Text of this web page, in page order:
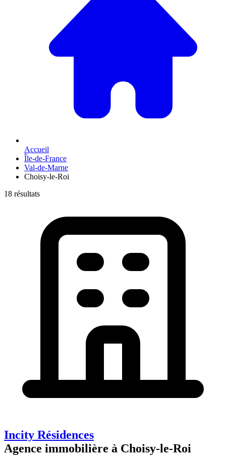
Accueil
Île-de-France
Val-de-Marne
Choisy-le-Roi
18 résultats
Incity Résidences
Agence immobilière à Choisy-le-Roi